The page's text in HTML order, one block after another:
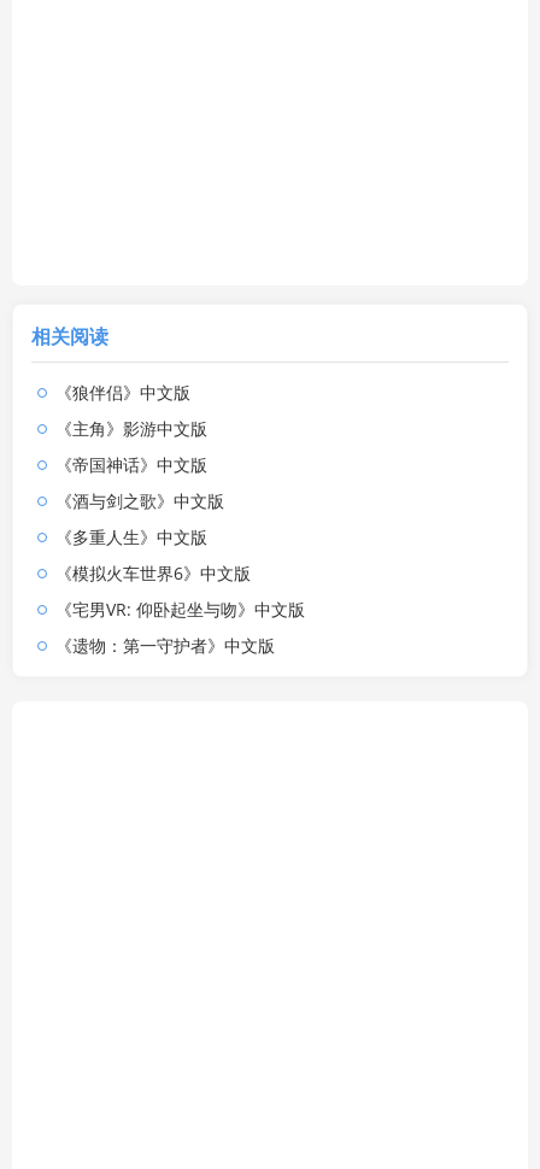
相关阅读
《狼伴侣》中文版
《主角》影游中文版
《帝国神话》中文版
《酒与剑之歌》中文版
《多重人生》中文版
《模拟火车世界6》中文版
《宅男VR: 仰卧起坐与吻》中文版
《遗物：第一守护者》中文版